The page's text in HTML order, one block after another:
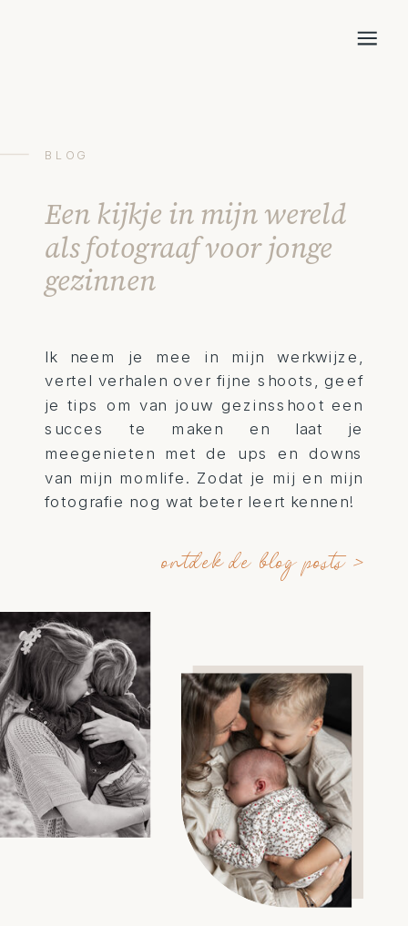
ontdek de blog posts >
Ik neem je mee in mijn werkwijze,
vertel verhalen over fijne shoots, geef
je tips om van jouw gezinsshoot een
succes te maken en laat je
meegenieten met de ups en downs
van mijn momlife. Zodat je mij en mijn
fotografie nog wat beter leert kennen!
Een kijkje in mijn wereld
als fotograaf voor jonge
gezinnen
BLOG